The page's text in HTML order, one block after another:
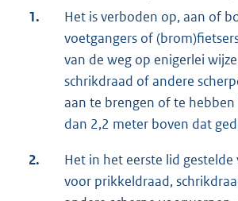
1.
Het is verboden op, aan of
voetgangers of
van de weg op enigerlei
schrikdraad of andere
aan te brengen of te
dan 2,2 meter boven dat
2.
Het in het eerste lid
voor prikkeldraad,